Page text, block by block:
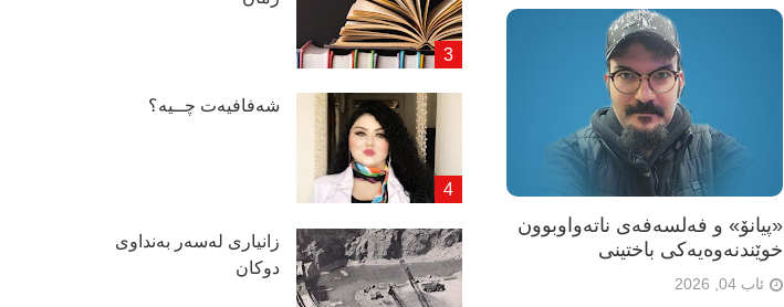
«پیانۆ» و فەلسەفەی ناتەواوبوون
خوێندنەوەیەکی باختینی
ئاب 04, 2026
شەفافیەت چــیە؟
زانیاری لەسەر بەنداوی
دوكان